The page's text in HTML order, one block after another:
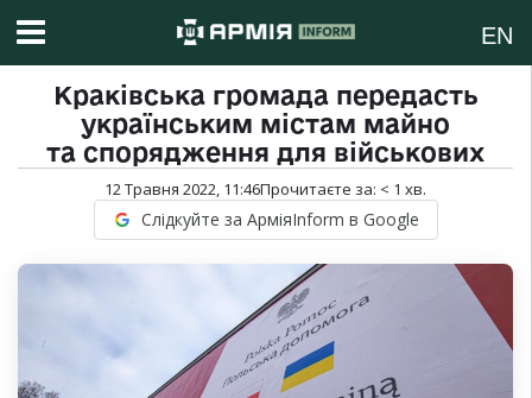
EN
Краківська громада передасть
українським містам майно
та спорядження для військових
12 Травня 2022, 11:46Прочитаєте за: < 1 хв.
Слідкуйте за АрміяInform в Google